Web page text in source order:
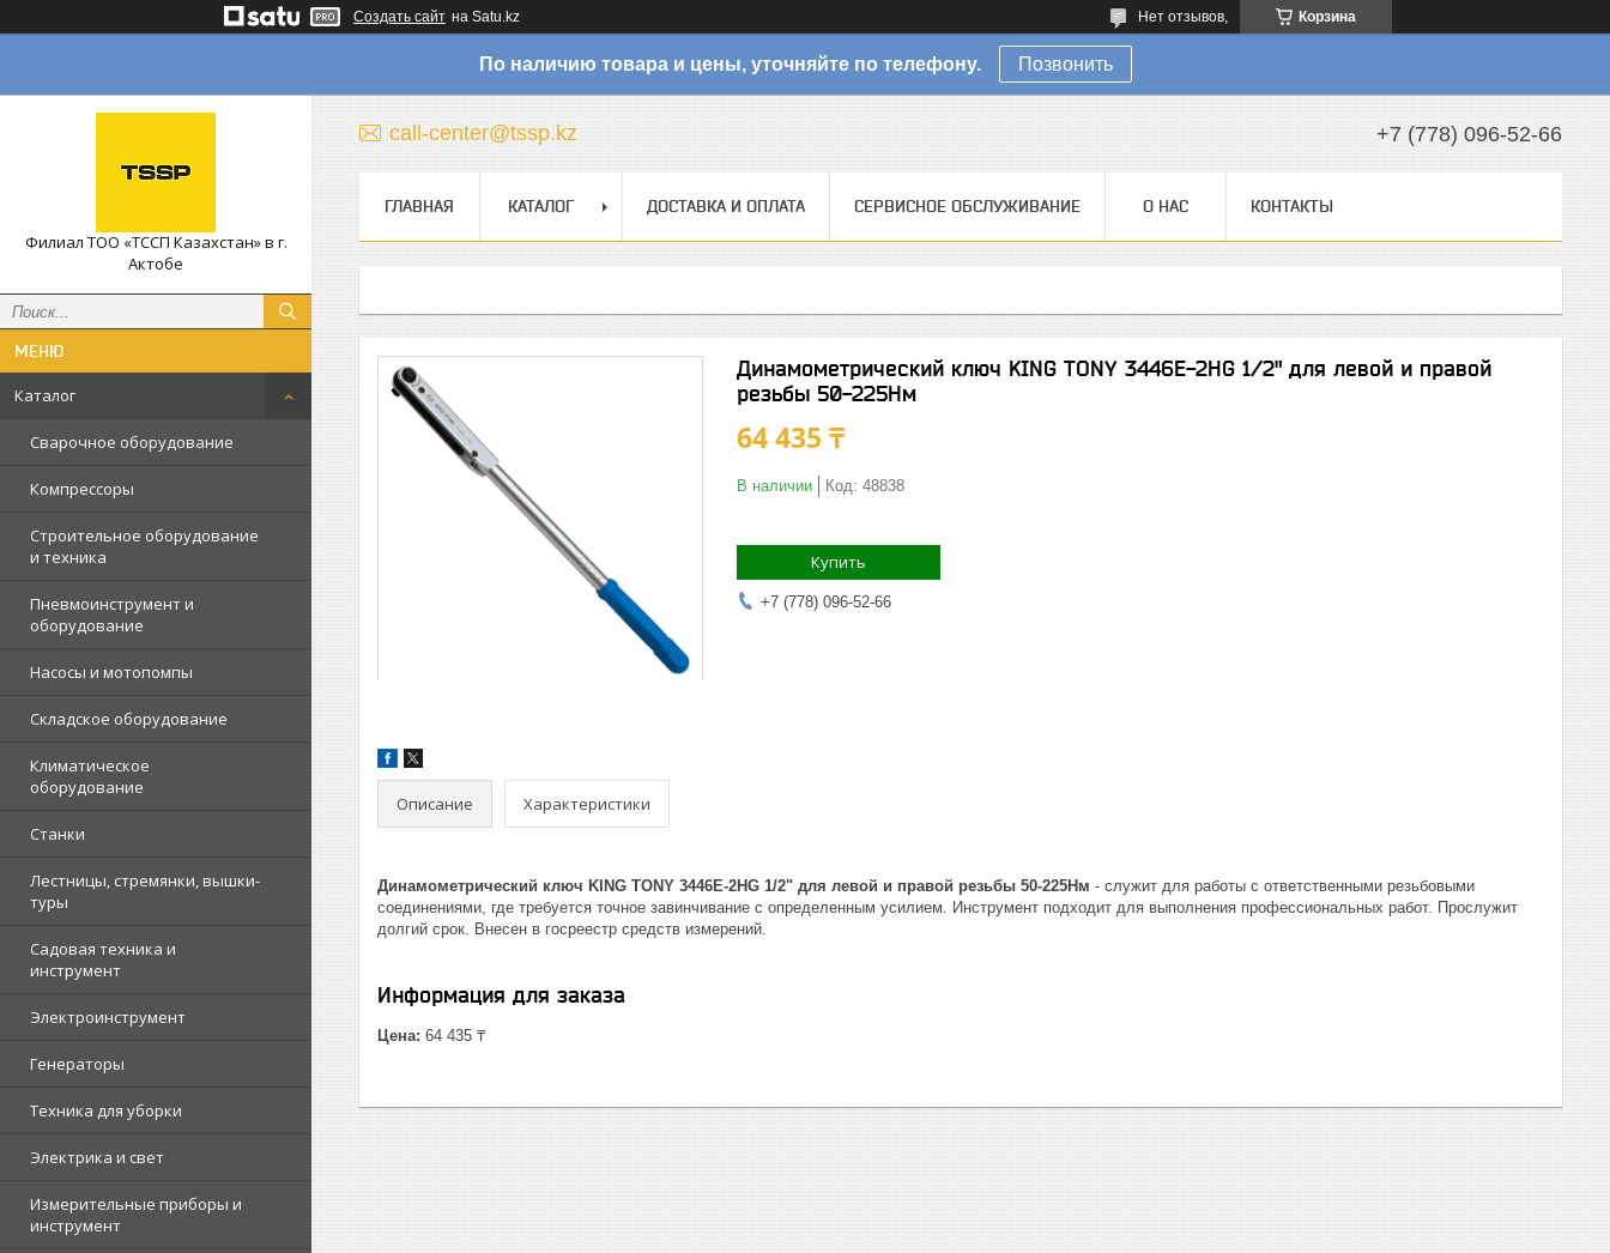
Создать сайт на Satu.kz Корзина
Нет отзывов,
По наличию товара и цены, уточняйте по телефону. Позвонить
Филиал ТОО «ТССП Казахстан» в г.
Актобе
Каталог
Сварочное оборудование
Компрессоры
Строительное оборудование
и техника
Пневмоинструмент и
оборудование
Насосы и мотопомпы
Складское оборудование
Климатическое
оборудование
Станки
Лестницы, стремянки, вышки-
туры
Садовая техника и
инструмент
Электроинструмент
Генераторы
Техника для уборки
Электрика и свет
Измерительные приборы и
инструмент
call-center@tssp.kz +7 (778) 096-52-66
ГЛАВНАЯ КАТАЛОГ ДОСТАВКА И ОПЛАТА СЕРВИСНОЕ ОБСЛУЖИВАНИЕ О НАС КОНТАКТЫ
Динамометрический ключ KING TONY 3446E-2HG 1/2" для левой и правой
резьбы 50-225Нм
64 435 ₸
В наличии Код: 48838
Купить
+7 (778) 096-52-66
Описание Характеристики
Динамометрический ключ KING TONY 3446E-2HG 1/2" для левой и правой резьбы 50-225Нм - служит для работы с ответственными резьбовыми
соединениями, где требуется точное завинчивание с определенным усилием. Инструмент подходит для выполнения профессиональных работ. Прослужит
долгий срок. Внесен в госреестр средств измерений.
Информация для заказа
Цена: 64 435 ₸